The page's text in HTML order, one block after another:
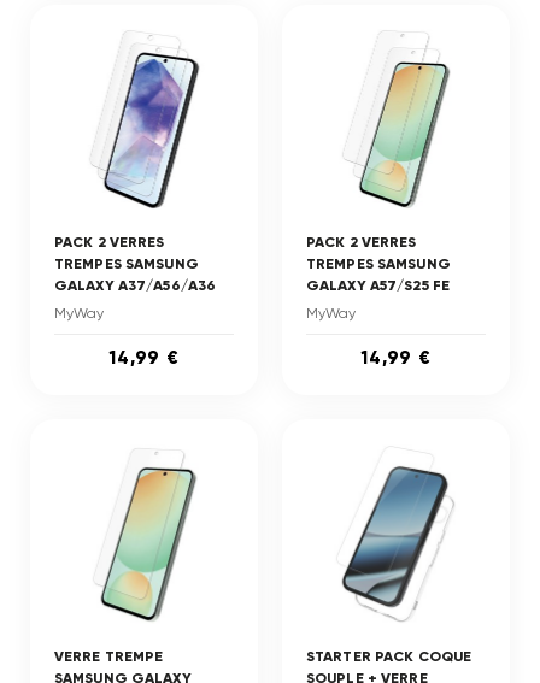
PACK 2 VERRES
TREMPES SAMSUNG
GALAXY A37/A56/A36
MyWay
14,99 €
PACK 2 VERRES
TREMPES SAMSUNG
GALAXY A57/S25 FE
MyWay
14,99 €
VERRE TREMPE
SAMSUNG GALAXY
STARTER PACK COQUE
SOUPLE + VERRE